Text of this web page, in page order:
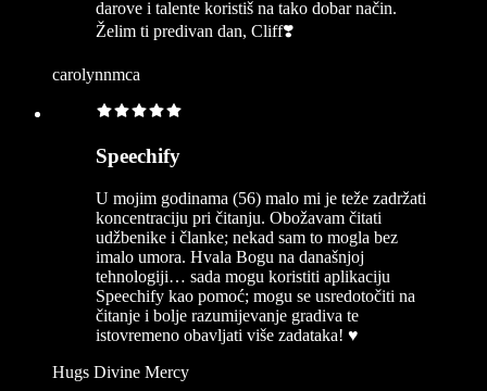
darove i talente koristiš na tako dobar način.
Želim ti predivan dan, Cliff❣️
carolynnmca
Speechify
U mojim godinama (56) malo mi je teže zadržati
koncentraciju pri čitanju. Obožavam čitati
udžbenike i članke; nekad sam to mogla bez
imalo umora. Hvala Bogu na današnjoj
tehnologiji… sada mogu koristiti aplikaciju
Speechify kao pomoć; mogu se usredotočiti na
čitanje i bolje razumijevanje gradiva te
istovremeno obavljati više zadataka! ♥️
Hugs Divine Mercy